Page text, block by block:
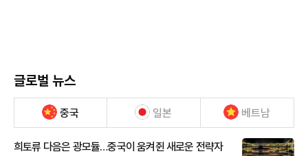
글로벌 뉴스
중국 일본 베트남
희토류 다음은 광모듈…중국이 움켜쥔 새로운 전략자